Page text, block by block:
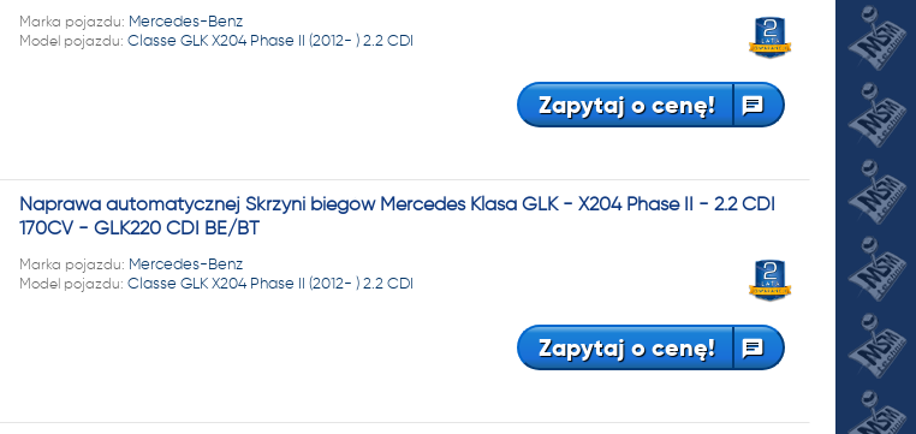
Marka pojazdu: Mercedes-Benz
Model pojazdu: Classe GLK X204 Phase II (2012- ) 2.2 CDI
Zapytaj o cenę!
Naprawa automatycznej Skrzyni biegów Mercedes Klasa GLK - X204 Phase II - 2.2 CDI
170CV - GLK220 CDI BE/BT
Marka pojazdu: Mercedes-Benz
Model pojazdu: Classe GLK X204 Phase II (2012- ) 2.2 CDI
Zapytaj o cenę!